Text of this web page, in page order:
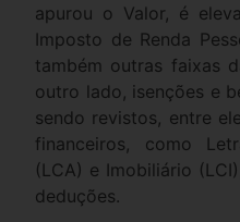
apurou o Valor, é
Imposto de Renda
também outras faixas
outro lado, isenções e
sendo revistos, entre
financeiros, como
(LCA) e Imobiliário
deduções.